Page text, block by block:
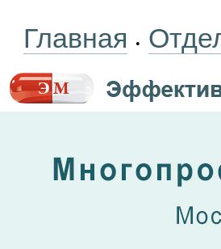
Главная •